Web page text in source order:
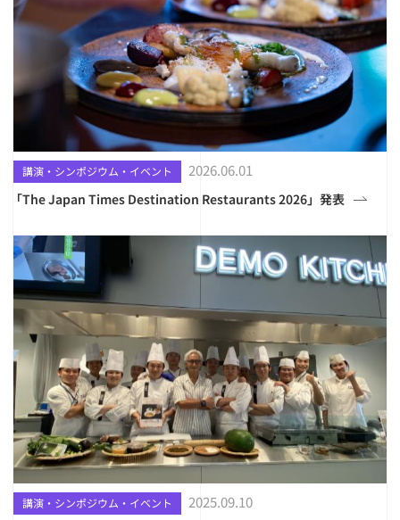
講演・シンポジウム・イベント 2026.06.01
「The Japan Times Destination Restaurants 2026」発表
講演・シンポジウム・イベント 2025.09.10